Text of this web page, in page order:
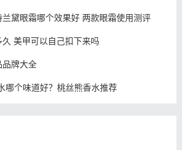
兰黛眼霜哪个效果好 两款眼霜使用测评
美甲可以自己扣下来吗
品牌大全
哪个味道好？桃丝熊香水推荐